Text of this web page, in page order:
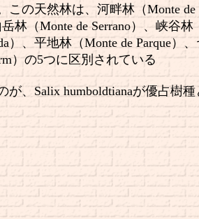
この天然林は、河畔林（Monte de
林（Monte de Serrano）、峡谷林
）、平地林（Monte de Parque）
）の5つに区別されている
が、Salix humboldtianaが優占樹種